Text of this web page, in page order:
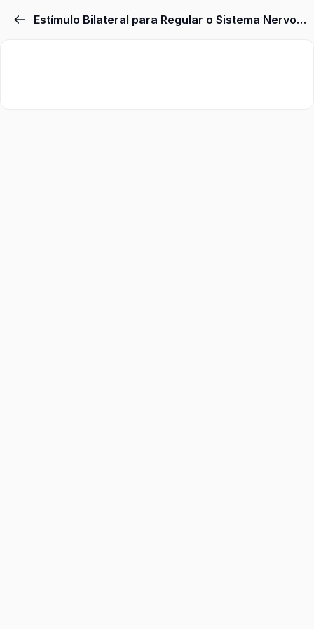
Estímulo Bilateral para Regular o Sistema Nervoso